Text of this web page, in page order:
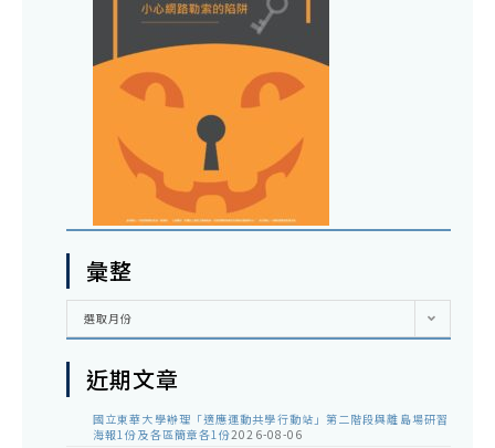
彙整
彙
選取月份
近期文章
國立東華大學辦理「適應運動共學行動站」第二階段與離島場研習
海報1份及各區簡章各1份2026-08-06